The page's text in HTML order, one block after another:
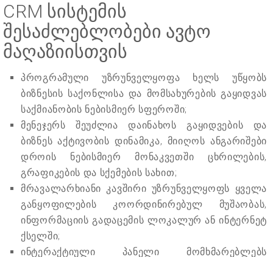
CRM სისტემის
შესაძლებლობები ავტო
მაღაზიისთვის
პროგრამული უზრუნველყოფა ხელს უწყობს
ბიზნესის საქონლისა და მომსახურების გაყიდვას
საქმიანობის ნებისმიერ სფეროში;
მენეჯერს შეუძლია დაინახოს გაყიდვების და
ბიზნეს აქტივობის დინამიკა, მიიღოს ანგარიშები
დროის ნებისმიერ მონაკვეთში ცხრილების,
გრაფიკების და სქემების სახით;
მრავალარხიანი კავშირი უზრუნველყოფს ყველა
განყოფილების კოორდინირებულ მუშაობას,
ინფორმაციის გადაცემის ლოკალურ ან ინტერნეტ
ქსელში;
ინტერაქტიული პანელი მომხმარებლებს